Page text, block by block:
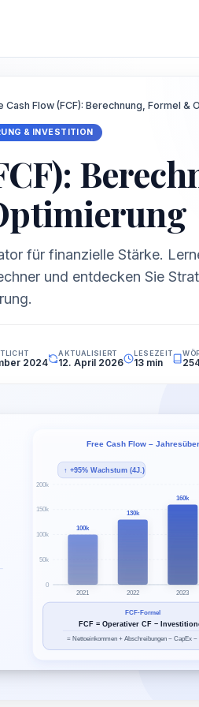
Cash Flow (FCF): Berechnung, Formel &
& INVESTITION
für finanzielle Stärke.
und entdecken Sie
2024
AKTUALISIERT
12. April 2026
LESEZEIT
13 min